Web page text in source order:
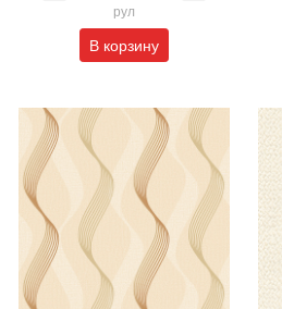
рул
В корзину